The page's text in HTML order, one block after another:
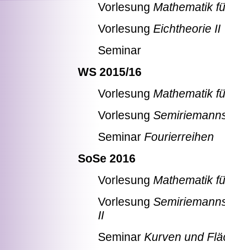
Vorlesung Mathematik
Vorlesung Eichtheorie II
Seminar
WS 2015/16
Vorlesung Mathematik
Vorlesung
Seminar Fourierreihen
SoSe 2016
Vorlesung Mathematik
Vorlesung
II
Seminar Kurven und